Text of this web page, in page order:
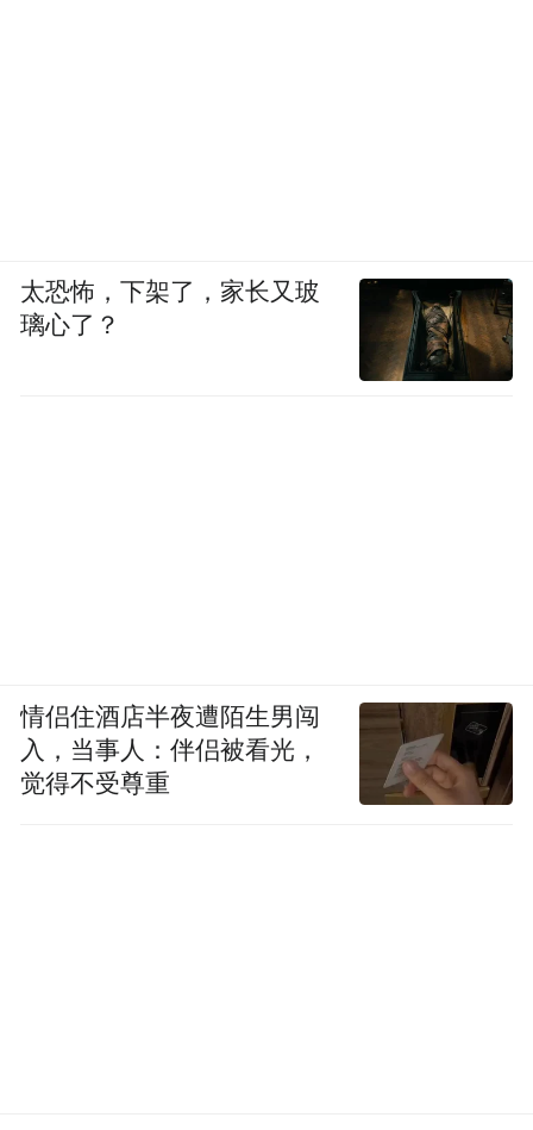
太恐怖，下架了，家长又玻
璃心了？
情侣住酒店半夜遭陌生男闯
入，当事人：伴侣被看光，
觉得不受尊重